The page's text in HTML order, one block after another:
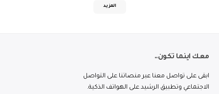
المزيد
معك اينما تكون..
ابقى على تواصل معنا عبر منصاتنا على التواصل
الاجتماعي وتطبيق الرشيد على الهواتف الذكية.